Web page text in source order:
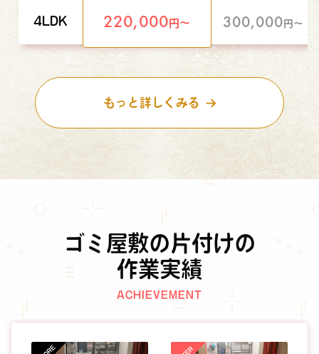
4LDK 220,000 円〜 300,000 円〜
もっと詳しくみる
ゴミ屋敷の片付けの
作業実績
ACHIEVEMENT